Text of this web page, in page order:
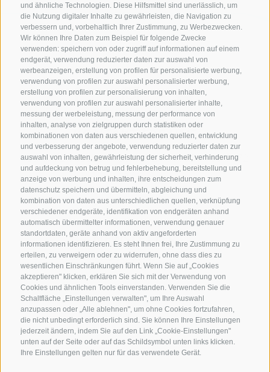
und ähnliche Technologien. Diese Hilfsmittel sind unerlässlich, um
die Nutzung digitaler Inhalte zu gewährleisten, die Navigation zu
verbessern und, vorbehaltlich Ihrer Zustimmung, zu Werbezwecken.
Wir können Ihre Daten zum Beispiel für folgende Zwecke
verwenden: speichern von oder zugriff auf informationen auf einem
endgerät, verwendung reduzierter daten zur auswahl von
werbeanzeigen, erstellung von profilen für personalisierte werbung,
verwendung von profilen zur auswahl personalisierter werbung,
erstellung von profilen zur personalisierung von inhalten,
verwendung von profilen zur auswahl personalisierter inhalte,
messung der werbeleistung, messung der performance von
inhalten, analyse von zielgruppen durch statistiken oder
kombinationen von daten aus verschiedenen quellen, entwicklung
und verbesserung der angebote, verwendung reduzierter daten zur
auswahl von inhalten, gewährleistung der sicherheit, verhinderung
und aufdeckung von betrug und fehlerbehebung, bereitstellung und
anzeige von werbung und inhalten, ihre entscheidungen zum
datenschutz speichern und übermitteln, abgleichung und
kombination von daten aus unterschiedlichen quellen, verknüpfung
verschiedener endgeräte, identifikation von endgeräten anhand
automatisch übermittelter informationen, verwendung genauer
standortdaten, geräte anhand von aktiv angeforderten
informationen identifizieren. Es steht Ihnen frei, Ihre Zustimmung zu
erteilen, zu verweigern oder zu widerrufen, ohne dass dies zu
wesentlichen Einschränkungen führt. Wenn Sie auf „Cookies
akzeptieren" klicken, erklären Sie sich mit der Verwendung von
Cookies und ähnlichen Tools einverstanden. Verwenden Sie die
Schaltfläche „Einstellungen verwalten", um Ihre Auswahl
anzupassen oder „Alle ablehnen", um ohne Cookies fortzufahren,
die nicht unbedingt erforderlich sind. Sie können Ihre Einstellungen
jederzeit ändern, indem Sie auf den Link „Cookie-Einstellungen"
unten auf der Seite oder auf das Schildsymbol unten links klicken.
Ihre Einstellungen gelten nur für das verwendete Gerät.
KONTAKTIERE UNS
+39 0472 765325/+39 0472 760608/+39 0472
632372
info@sterzing-ratschings.it
NEWSLETTER
Bleib am Laufenden
Newsletter Anmelden